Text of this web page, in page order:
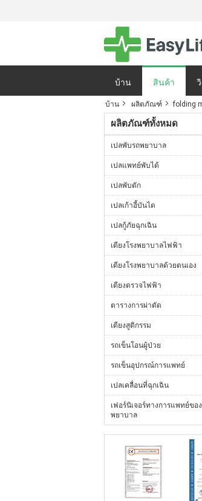
บ้าน สินค้า
บ้าน ผลิตภัณฑ์ folding
ผลิตภัณฑ์ทั้งหมด
เปลพับรถพยาบาล
เปลแพทย์พับได้
เปลพับตัก
เปลเก้าอี้บันได
เปลกู้ภัยฉุกเฉิน
เตียงโรงพยาบาลไฟฟ้า
เตียงโรงพยาบาลด้วยตนเอง
เตียงตรวจไฟฟ้า
ตารางการผ่าตัด
เตียงสูติกรรม
รถเข็นโอนผู้ป่วย
รถเข็นอุปกรณ์การแพทย์
เปลเคลื่อนที่ฉุกเฉิน
เฟอร์นิเจอร์ทางการแพทย์ของ
พยาบาล